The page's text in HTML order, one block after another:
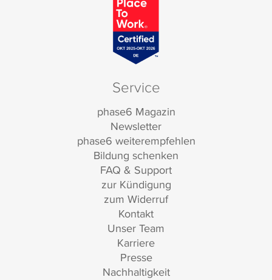
Service
phase6 Magazin
Newsletter
phase6 weiterempfehlen
Bildung schenken
FAQ & Support
zur Kündigung
zum Widerruf
Kontakt
Unser Team
Karriere
Presse
Nachhaltigkeit